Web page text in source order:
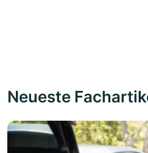
Neueste